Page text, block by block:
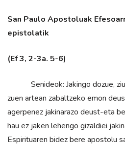
San Paulo Apostoluak
epistolatik
(Ef 3, 2-3a. 5-6)
Senideok: Jakingo dozue,
zuen artean zabaltzeko emon
agerpenez jakinarazo deust-eta
hau ez jaken lehengo gizaldiei
Espirituaren bidez bere apostolu